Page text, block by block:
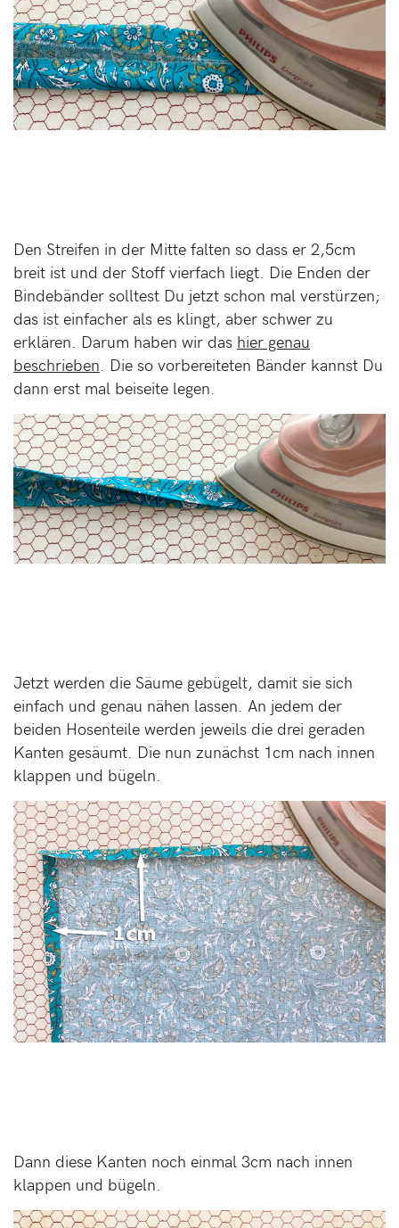
Den Streifen in der Mitte falten so dass er 2,5cm
breit ist und der Stoff vierfach liegt. Die Enden der
Bindebänder solltest Du jetzt schon mal verstürzen;
das ist einfacher als es klingt, aber schwer zu
erklären. Darum haben wir das hier genau
beschrieben. Die so vorbereiteten Bänder kannst Du
dann erst mal beiseite legen.
Jetzt werden die Säume gebügelt, damit sie sich
einfach und genau nähen lassen. An jedem der
beiden Hosenteile werden jeweils die drei geraden
Kanten gesäumt. Die nun zunächst 1cm nach innen
klappen und bügeln.
Dann diese Kanten noch einmal 3cm nach innen
klappen und bügeln.